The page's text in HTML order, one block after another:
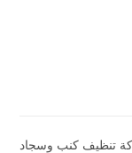
تنظيف كنب وسجاد